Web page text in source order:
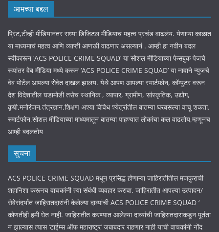
आमच्या बद्दल
प्रिंट,टीव्ही मीडियानंतर सध्या डिजिटल मीडियाचं महत्व प्रचंड वाढलंय. येणाऱ्या काळात
या माध्यमाचं महत्व आणि व्याप्ती आणखी वाढणार असल्यानं . आम्ही हा नवीन बदल
स्वीकारून ‘ACS POLICE CRIME SQUAD’ या सोशल मीडियाच्या फेसबुक पेजचे
रूपांतर वेब मीडिया मध्ये करून ‘ACS POLICE CRIME SQUAD’ या नावाने न्युजचे
वेब पोर्टल आपल्या सेवेत दाखल झालय. येथे आपण आपल्या स्मार्टफोन, कॉम्पुटर वरून
देश विदेशातील घडामोडी तसेच स्थानिक , व्यापार, ग्रामीण, सांस्कृतिक, उद्योग,
कृषी,मनोरंजन,तंत्रज्ञान,शिक्षण अश्या विविध श्येत्रांतील बातम्या घरबसल्या वाचू शकता.
स्मार्टफोन,सोशल मीडियाच्या माध्यमातून बातम्या पाहण्यात लोकांचा कल वाढतोय,म्हणूनच
आम्ही बदलतोय
सुचना
ACS POLICE CRIME SQUAD मधून प्रसिद्ध होणाऱ्या जाहिरातीतील मजकुराची
शहानिशा करूनच वाचकांनी त्या संबंधी व्यवहार करावा. जाहिरातीत आपल्या उत्पादन/
सेवेसंदर्भात जाहिरातदारांनी केलेल्या दाव्यांची ACS POLICE CRIME SQUAD ‘
कोणतीही हमी घेत नाही. जाहिरातीत करण्यात आलेल्या दाव्यांची जाहिरातदाराकडून पूर्तता
न झाल्यास त्यास ‘टाईम्स ऑफ महाराष्ट्र’ जबाबदार राहणार नाही याची वाचकांनी नोंद